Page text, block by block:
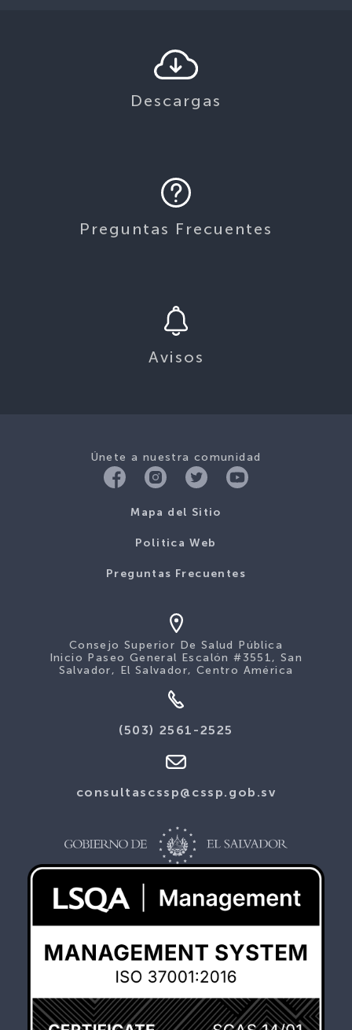
Descargas
Preguntas Frecuentes
Avisos
Únete a nuestra comunidad
Mapa del Sitio
Politica Web
Preguntas Frecuentes
Consejo Superior De Salud Pública
Inicio Paseo General Escalón #3551, San
Salvador, El Salvador, Centro América
(503) 2561-2525
consultascssp@cssp.gob.sv